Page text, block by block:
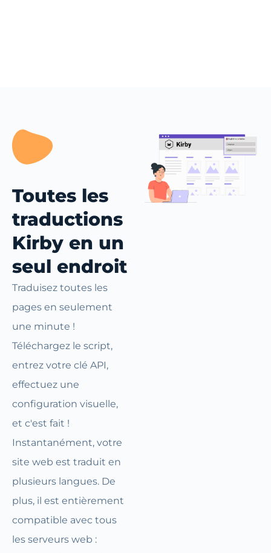
Toutes les
traductions
Kirby en un
seul endroit
Traduisez toutes les
pages en seulement
une minute !
Téléchargez le script,
entrez votre clé API,
effectuez une
configuration visuelle,
et c'est fait !
Instantanément, votre
site web est traduit en
plusieurs langues. De
plus, il est entièrement
compatible avec tous
les serveurs web :